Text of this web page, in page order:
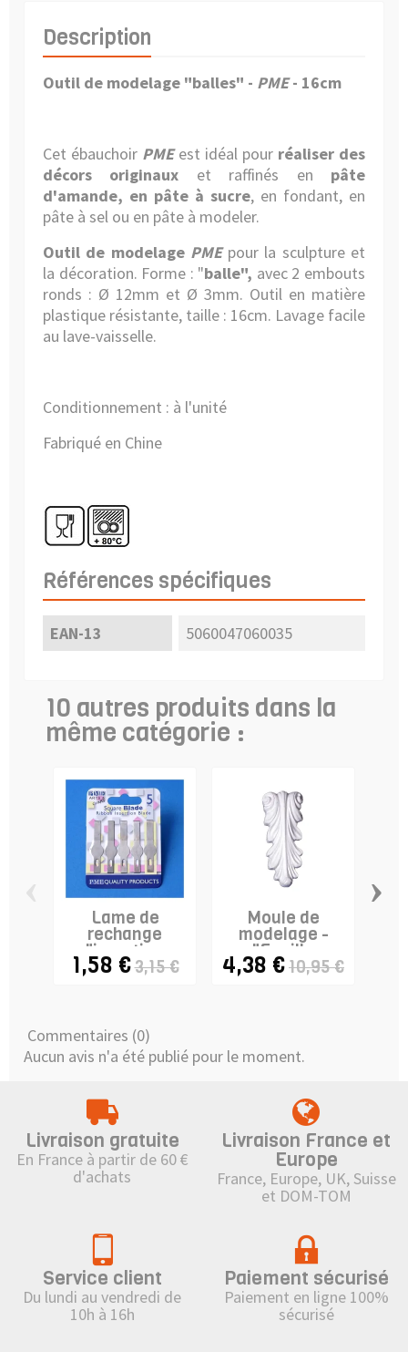
Description
Outil de modelage "balles" - PME- 16cm
Cet ébauchoir PMEest idéal pour réaliser des
décors originaux et raffinés en pâte
d'amande, en pâte à sucre, en fondant, en
pâte à sel ou en pâte à modeler.
Outil de modelage PME pour la sculpture et
la décoration. Forme : "balle", avec 2 embouts
ronds : Ø 12mm et Ø 3mm. Outil en matière
plastique résistante, taille : 16cm. Lavage facile
au lave-vaisselle.
Conditionnement : à l'unité
Fabriqué en Chine
Références spécifiques
EAN-13 5060047060035
10 autres produits dans la
même catégorie :
Lame de
rechange
"insertion
ruban" pour...
1,58 €3,15 €
Moule de
modelage -
"Feuille
d'Acanthe"
4,38 €10,95 €
›
Commentaires (0)
Aucun avis n'a été publié pour le moment.
Livraison gratuite
En France à partir de 60 €
d'achats
Livraison France et
Europe
France, Europe, UK, Suisse
et DOM-TOM
Service client
Du lundi au vendredi de
10h à 16h
Paiement sécurisé
Paiement en ligne 100%
sécurisé